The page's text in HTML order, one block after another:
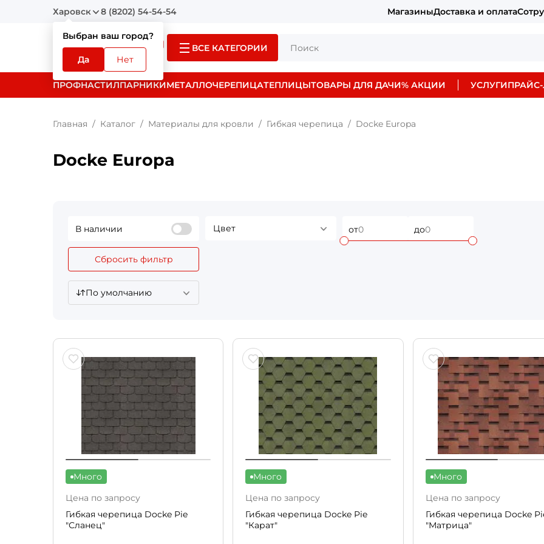
Харовск
Выбран ваш город?
Да Нет
8 (8202) 54-54-54 МагазиныДоставка и оплата
ВСЕ КАТЕГОРИИ
ПРОФНАСТИЛПАРНИКИМЕТАЛЛОЧЕРЕПИЦАТЕПЛИЦЫТОВАРЫ ДЛЯ ДАЧИ% АКЦИИ УСЛУГИ
Главная Каталог Материалы для кровли Гибкая черепица Docke Europa
Docke Europa
В наличии Цвет от до
Сбросить фильтр
По умолчанию
Много
Цена по запросу
Гибкая черепица Docke Pie
"Сланец"
Много
Цена по запросу
Гибкая черепица Docke Pie
"Карат"
Много
Цена по запросу
Гибкая черепица Docke
"Матрица"